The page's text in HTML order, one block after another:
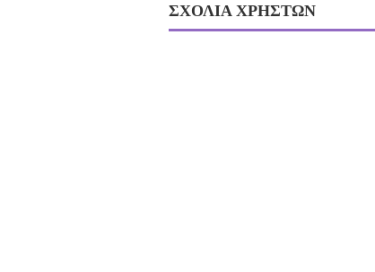
ΣΧΟΛΙΑ ΧΡΗΣΤΩΝ